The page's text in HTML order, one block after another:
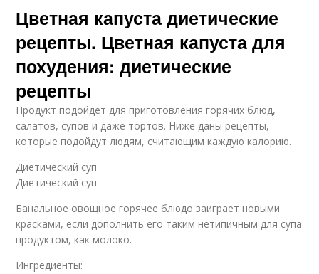
Сердечки с цветной
Капусты с овощами
Капусты в сухарях Капуста в сливках
мультиварке
капусты
Цветная капуста диетические
рецепты. Цветная капуста для
похудения: диетические
рецепты
Продукт подойдет для приготовления горячих блюд,
салатов, супов и даже тортов. Ниже даны рецепты,
которые подойдут людям, считающим каждую калорию.
Диетический суп
Диетический суп
Банальное овощное горячее блюдо заиграет новыми
красками, если дополнить его таким нетипичным для супа
продуктом, как молоко.
Ингредиенты: